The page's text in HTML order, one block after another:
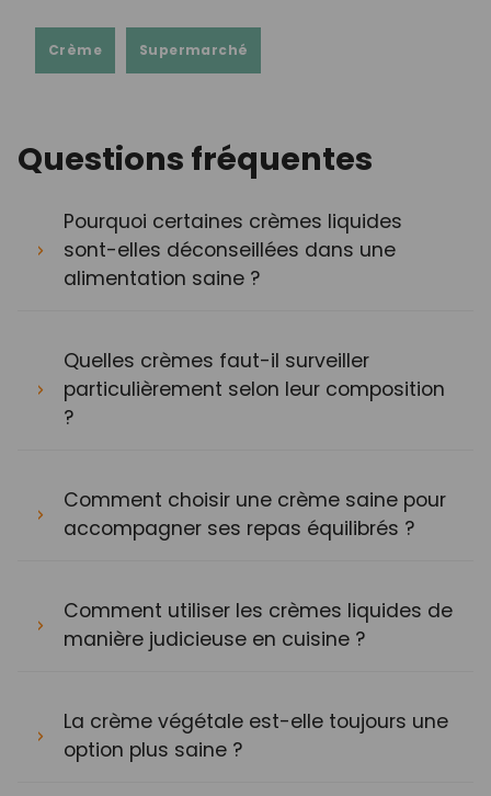
Crème Supermarché
Questions fréquentes
Pourquoi certaines crèmes liquides
sont-elles déconseillées dans une
alimentation saine ?
Quelles crèmes faut-il surveiller
particulièrement selon leur composition
?
Comment choisir une crème saine pour
accompagner ses repas équilibrés ?
Comment utiliser les crèmes liquides de
manière judicieuse en cuisine ?
La crème végétale est-elle toujours une
option plus saine ?